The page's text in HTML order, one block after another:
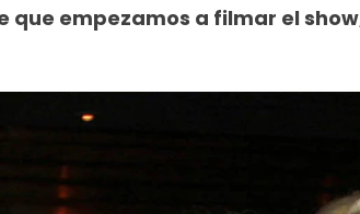
que empezamos a filmar el